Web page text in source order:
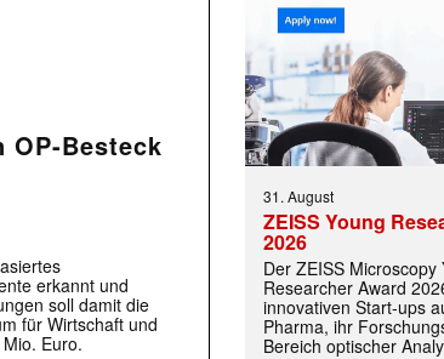
Besteck
erkannt und
soll damit die
für Wirtschaft und
Euro.
31. August
ZEISS Young
2026
Der ZEISS Microscopy
Researcher Award
innovativen Start-ups
Pharma, ihr
Bereich optischer